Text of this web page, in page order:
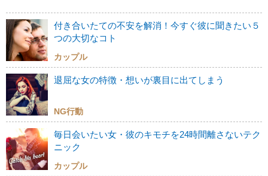
付き合いたての不安を解消！今すぐ彼に聞きたい５
つの大切なコト
カップル
退屈な女の特徴・想いが裏目に出てしまう
NG行動
毎日会いたい女・彼のキモチを24時間離さないテク
ニック
カップル